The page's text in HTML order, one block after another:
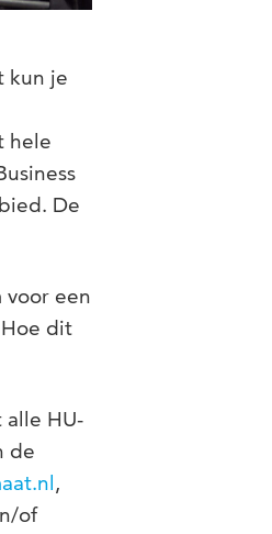
kun je
hele
De
een
dit
HU-
de
,
of